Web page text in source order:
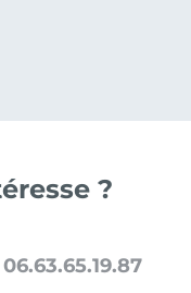
?
06.63.65.19.87